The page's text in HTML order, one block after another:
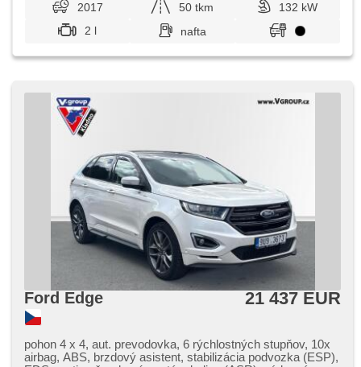
2017 50 tkm
132 kW
2 l
nafta
Ford Edge 21 437 EUR
pohon 4 x 4, aut. prevodovka, 6 rýchlostných stupňov, 10x
airbag, ABS, brzdový asistent, stabilizácia podvozka (ESP),